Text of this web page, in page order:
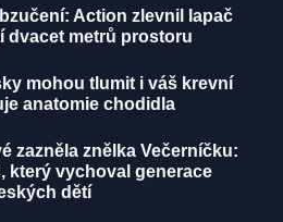
Action zlevnil lapač
dvacet metrů prostoru
mohou tlumit i váš krevní
anatomie chodidla
zazněla znělka Večerníčku:
který vychoval generace
dětí